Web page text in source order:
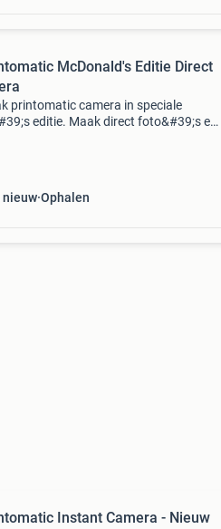
McDonald's Editie Direct
printomatic camera in speciale
editie. Maak direct foto&#39;s en
nieuw Ophalen
Instant Camera - Nieuw